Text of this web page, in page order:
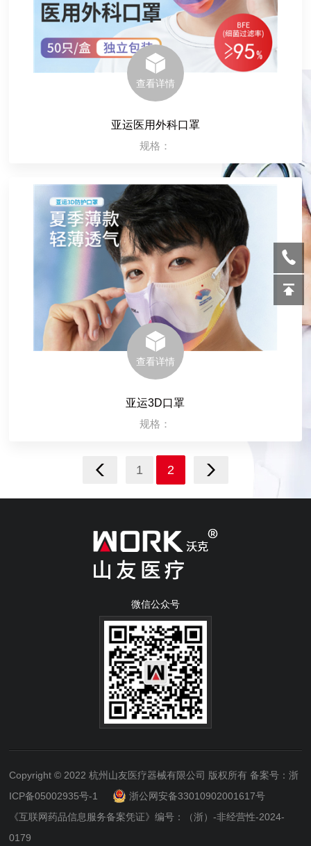
查看详情
亚运医用外科口罩
规格：
查看详情
亚运3D口罩
规格：
1 2
微信公众号
Copyright © 2022 杭州山友医疗器械有限公司 版权所有备案号：浙
ICP备05002935号-1
浙公网安备33010902001617号
《互联网药品信息服务备案凭证》编号：（浙）-非经营性-2024-
0179